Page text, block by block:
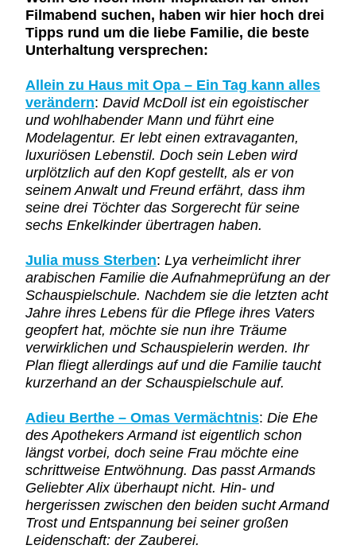
Filmabend suchen, haben wir hier hoch drei
Tipps rund um die liebe Familie, die beste
Unterhaltung versprechen:
Allein zu Haus mit Opa – Ein Tag kann alles
verändern: David McDoll ist ein egoistischer
und wohlhabender Mann und führt eine
Modelagentur. Er lebt einen extravaganten,
luxuriösen Lebenstil. Doch sein Leben wird
urplötzlich auf den Kopf gestellt, als er von
seinem Anwalt und Freund erfährt, dass ihm
seine drei Töchter das Sorgerecht für seine
sechs Enkelkinder übertragen haben.
Julia muss Sterben: Lya verheimlicht ihrer
arabischen Familie die Aufnahmeprüfung an der
Schauspielschule. Nachdem sie die letzten acht
Jahre ihres Lebens für die Pflege ihres Vaters
geopfert hat, möchte sie nun ihre Träume
verwirklichen und Schauspielerin werden. Ihr
Plan fliegt allerdings auf und die Familie taucht
kurzerhand an der Schauspielschule auf.
Adieu Berthe – Omas Vermächtnis: Die Ehe
des Apothekers Armand ist eigentlich schon
längst vorbei, doch seine Frau möchte eine
schrittweise Entwöhnung. Das passt Armands
Geliebter Alix überhaupt nicht. Hin- und
hergerissen zwischen den beiden sucht Armand
Trost und Entspannung bei seiner großen
Leidenschaft: der Zauberei.